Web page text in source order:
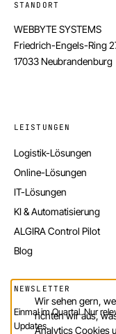
STANDORT
WEBBYTE SYSTEMS
Friedrich-Engels-Ring
17033 Neubrandenburg
LEISTUNGEN
Logistik-Lösungen
Online-Lösungen
IT-Lösungen
KI & Automatisierung
ALGIRA Control Pilot
Blog
NEWSLETTER
Einmal im Quartal. Nur
Updates.
Wir sehen gern,
richten wir aus,
Analytics Cookies